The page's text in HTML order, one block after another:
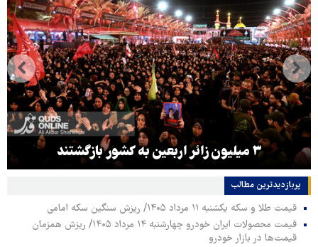
۳ میلیون زائر اربعین به کشور بازگشتند
پربازدیدترین‌ مطالب
قیمت طلا و سکه یکشنبه ۱۱ مرداد ۱۴۰۵/ ریزش سنگین سکه امامی
قیمت محصولات ایران خودرو چهارشنبه ۱۴ مرداد ۱۴۰۵/ ریزش همزمان
قیمت‌ها در بازار خودرو